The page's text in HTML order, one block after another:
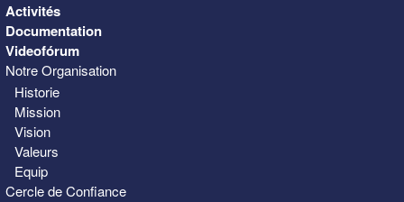
Activités
Documentation
Videofórum
Notre Organisation
Historie
Mission
Vision
Valeurs
Equip
Cercle de Confiance